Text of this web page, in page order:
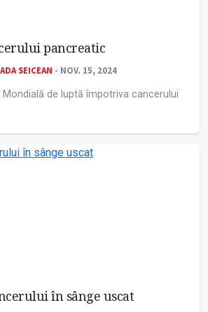
pancreatic
SEICEAN - NOV. 15, 2024
de luptă împotriva cancerului
în sânge uscat